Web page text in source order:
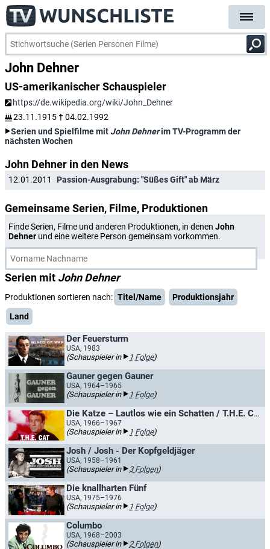
John Dehner
US-amerikanischer Schauspieler
https://de.wikipedia.org/wiki/John_Dehner
23.11.1915 † 04.02.1992
Serien und Spielfilme mit John Dehnerim TV-Programm der
nächsten Wochen
John Dehner in den News
12.01.2011 Passion-Ausgrabung: "Süßes Gift" ab März
Gemeinsame Serien, Filme, Produktionen
Finde Serien, Filme und anderen Produktionen, in denen John
Dehner und eine weitere Person gemeinsam vorkommen.
Serien mit John Dehner
Produktionen sortieren nach: Titel/Name
Produktionsjahr
Land
Der Feuersturm
USA, 1983
(Schauspieler in 1 Folge)
Gauner gegen Gauner
USA, 1964–1965
(Schauspieler in 1 Folge)
Die Katze – Lautlos wie ein Schatten / T.H.E. Cat, Artist und Detektiv
USA, 1966–1967
(Schauspieler in 1 Folge)
Josh / Josh - Der Kopfgeldjäger
USA, 1958–1961
(Schauspieler in 3 Folgen)
Die knallharten Fünf
USA, 1975–1976
(Schauspieler in 1 Folge)
Columbo
USA, 1968–2003
(Schauspieler in 2 Folgen)